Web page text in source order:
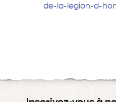
de-la-legion-d-